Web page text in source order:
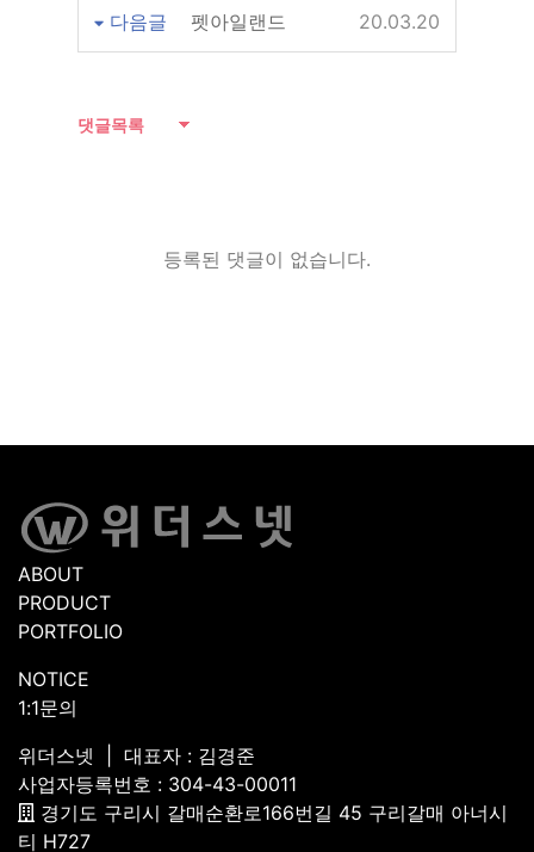
다음글 펫아일랜드 20.03.20
댓글목록
등록된 댓글이 없습니다.
ABOUT
PRODUCT
PORTFOLIO
NOTICE
1:1문의
위더스넷 | 대표자 : 김경준
사업자등록번호 : 304-43-00011
경기도 구리시 갈매순환로166번길 45 구리갈매 아너시
티 H727